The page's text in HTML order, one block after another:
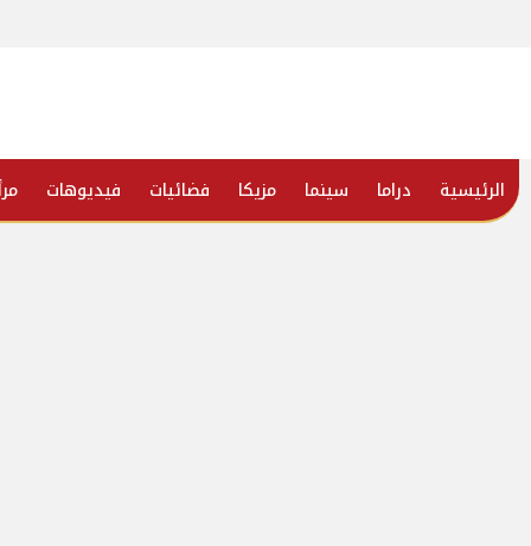
الرئيسية دراما سينما مزيكا فضائيات فيديوهات